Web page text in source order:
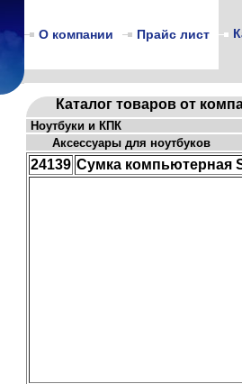
О компании Прайс лист
Каталог товаров от
Ноутбуки и КПК
Аксессуары для ноутбуков
24139 Сумка компьютерная